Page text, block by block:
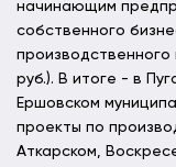
начинающим
собственного
руб.). В итоге - в
Ершовском
проекты по
Аткарском,